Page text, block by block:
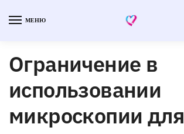
МЕНЮ
Ограничение в
использовании
микроскопии для